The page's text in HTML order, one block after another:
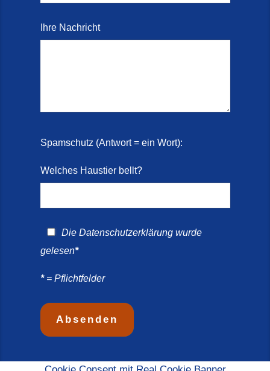
Ihre Nachricht
Spamschutz (Antwort = ein Wort):
Welches Haustier bellt?
Die Datenschutzerklärungwurde
gelesen*
*= Pflichtfelder